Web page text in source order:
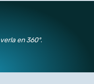
en 360º.